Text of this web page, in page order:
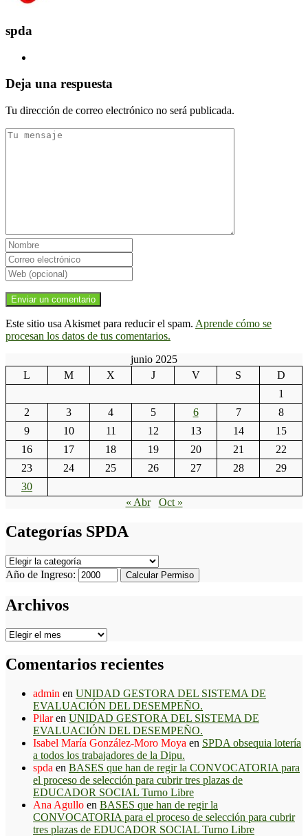
spda
Deja una respuesta
Tu dirección de correo electrónico no será publicada.
Este sitio usa Akismet para reducir el spam. Aprende cómo se
procesan los datos de tus comentarios.
junio 2025
L
M X J V S
D
1
2
3 4 5 6 7
8
9
10 11 12 13 14
15
16
17 18 19 20 21
22
23
24 25 26 27 28
29
30
« Abr
Oct »
Categorías SPDA
Categorías
SPDA
Año de Ingreso: Calcular Permiso
Archivos
Archivos
Comentarios recientes
admin en UNIDAD GESTORA DEL SISTEMA DE
EVALUACIÓN DEL DESEMPEÑO.
Pilaren UNIDAD GESTORA DEL SISTEMA DE
EVALUACIÓN DEL DESEMPEÑO.
Isabel María González-Moro Moya en SPDA obsequia lotería
a todos los trabajadores de la Dipu.
spda en BASES que han de regir la CONVOCATORIA para
el proceso de selección para cubrir tres plazas de
EDUCADOR SOCIAL Turno Libre
Ana Agullo en BASES que han de regir la
CONVOCATORIA para el proceso de selección para cubrir
tres plazas de EDUCADOR SOCIAL Turno Libre